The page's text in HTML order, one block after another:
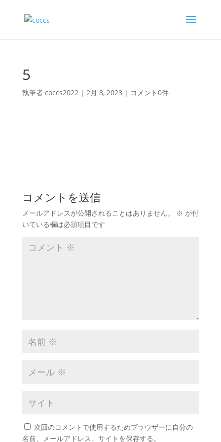
5
執筆者 coccs2022| 2月 8, 2023 | コメント0件
コメントを送信
メールアドレスが公開されることはありません。 ※ が付
いている欄は必須項目です
次回のコメントで使用するためブラウザーに自分の
名前、メールアドレス、サイトを保存する。